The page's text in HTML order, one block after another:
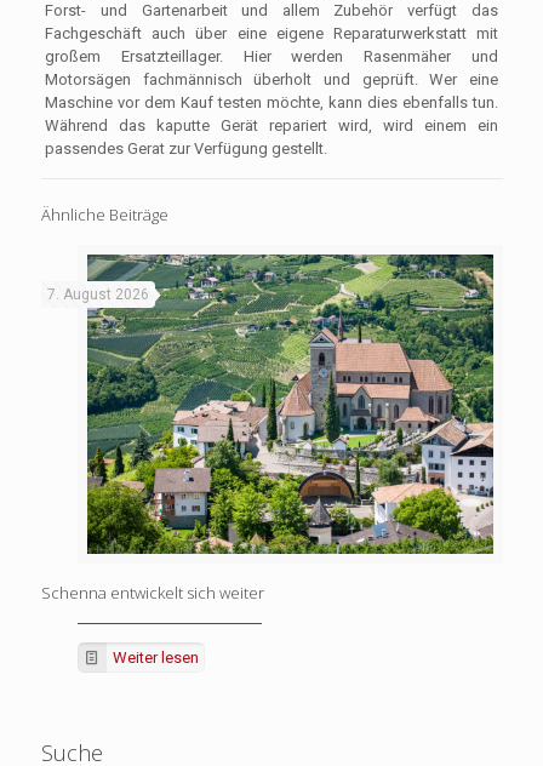
Forst- und Gartenarbeit und allem Zubehör verfügt das
Fachgeschäft auch über eine eigene Reparaturwerkstatt mit
großem Ersatzteillager. Hier werden Rasenmäher und
Motorsägen fachmännisch überholt und geprüft. Wer eine
Maschine vor dem Kauf testen möchte, kann dies ebenfalls tun.
Während das kaputte Gerät repariert wird, wird einem ein
passendes Gerat zur Verfügung gestellt.
Ähnliche Beiträge
7. August 2026
Schenna entwickelt sich weiter
Weiter lesen
Suche